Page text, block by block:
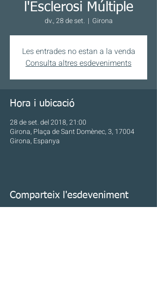
l'Esclerosi Múltiple
dv., 28 de set.
  |
Girona
Les entrades no estan a la venda
Consulta altres esdeveniments
Hora i ubicació
28 de set. del 2018, 21:00
Girona, Plaça de Sant Domènec, 3, 17004
Girona, Espanya
Comparteix l'esdeveniment